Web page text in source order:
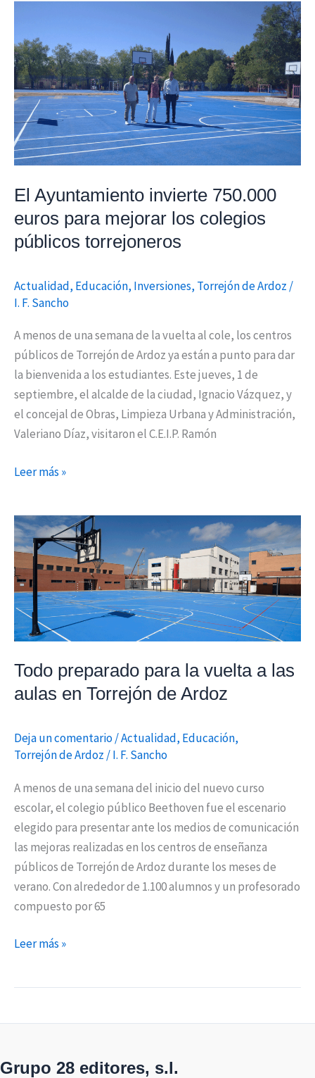
El Ayuntamiento invierte 750.000
euros para mejorar los colegios
públicos torrejoneros
Actualidad, Educación, Inversiones, Torrejón de Ardoz /
I. F. Sancho
A menos de una semana de la vuelta al cole, los centros
públicos de Torrejón de Ardoz ya están a punto para dar
la bienvenida a los estudiantes. Este jueves, 1 de
septiembre, el alcalde de la ciudad, Ignacio Vázquez, y
el concejal de Obras, Limpieza Urbana y Administración,
Valeriano Díaz, visitaron el C.E.I.P. Ramón
invierte
750.000
euros
para
mejorar
los
colegios
públicos
torrejoneros
Leer más »
Todo preparado para la vuelta a las
aulas en Torrejón de Ardoz
Deja un comentario/Actualidad, Educación,
Torrejón de Ardoz /I. F. Sancho
A menos de una semana del inicio del nuevo curso
escolar, el colegio público Beethoven fue el escenario
elegido para presentar ante los medios de comunicación
las mejoras realizadas en los centros de enseñanza
públicos de Torrejón de Ardoz durante los meses de
verano. Con alrededor de 1.100 alumnos y un profesorado
compuesto por 65
Todo
preparado
para
la
vuelta
a
las
aulas
Torrejón
Ardoz
Leer más »
Grupo 28 editores, s.l.